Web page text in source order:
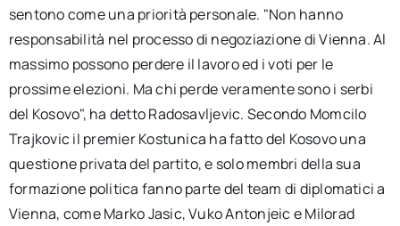
sentono come una priorità personale. "Non hanno
responsabilità nel processo di negoziazione di Vienna. Al
massimo possono perdere il lavoro ed i voti per le
prossime elezioni. Ma chi perde veramente sono i serbi
del Kosovo", ha detto Radosavljevic. Secondo Momcilo
Trajkovic il premier Kostunica ha fatto del Kosovo una
questione privata del partito, e solo membri della sua
formazione politica fanno parte del team di diplomatici a
Vienna, come Marko Jasic, Vuko Antonjeic e Milorad